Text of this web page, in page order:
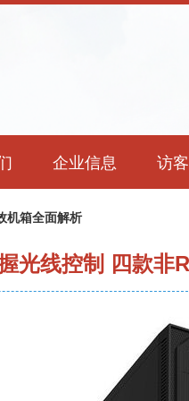
企业信息 访
机箱全面解析
光线控制 四款非